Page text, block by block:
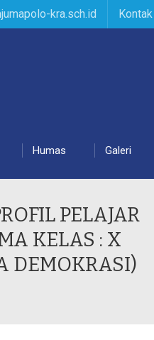
kra.sch.id Kontak
Humas Galeri
PELAJAR
KELAS : X
DEMOKRASI)